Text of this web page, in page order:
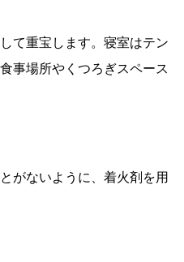
て重宝します。寝室はテン
事場所やくつろぎスペース
がないように、着火剤を用